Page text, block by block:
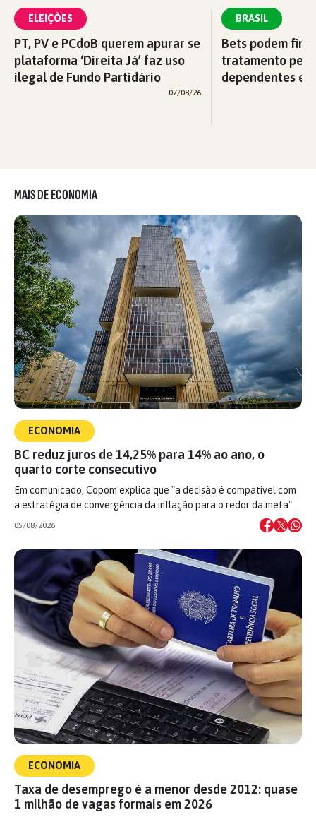
ELEIÇÕES
PT, PV e PCdoB querem apurar se
plataforma ‘Direita Já’ faz uso
ilegal de Fundo Partidário
07/08/26
BRASIL
Bets podem
tratamento pelo
dependentes
MAIS DE ECONOMIA
ECONOMIA
BC reduz juros de 14,25% para 14% ao ano, o
quarto corte consecutivo
Em comunicado, Copom explica que "a decisão é compatível com
a estratégia de convergência da inflação para o redor da meta"
05/08/2026
ECONOMIA
Taxa de desemprego é a menor desde 2012: quase
1 milhão de vagas formais em 2026